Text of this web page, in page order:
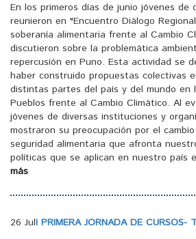
En los primeros días de junio jóvenes de
reunieron en "Encuentro Diálogo
soberanía alimentaria frente al Cambio
discutieron sobre la problemática
repercusión en Puno. Esta actividad se
haber construido propuestas colectivas
distintas partes del país y del mundo en
Pueblos frente al Cambio Climático. Al
jóvenes de diversas instituciones y
mostraron su preocupación por el
seguridad alimentaria que afronta
políticas que se aplican en nuestro país
más
26 JulI PRIMERA JORNADA DE CURSOS-